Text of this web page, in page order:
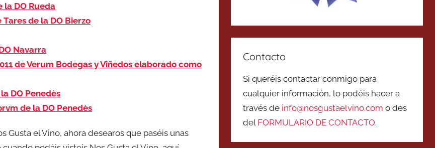
la DO Rueda
de la DO Bierzo
Navarra
de Verum Bodegas y Viñedos elaborado como
DO Penedès
de la DO Penedès
Gusta el Vino, ahora desearos que paséis unas
Contacto
Si queréis contactar conmigo para
cualquier información, lo podéis hacer a
través de info@nosgustaelvino.com o des
del FORMULARIO DE CONTACTO.